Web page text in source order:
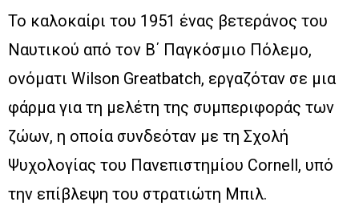
Το καλοκαίρι του 1951 ένας βετεράνος του
Ναυτικού από τον Β΄ Παγκόσμιο Πόλεμο,
ονόματι Wilson Greatbatch, εργαζόταν σε μια
φάρμα για τη μελέτη της συμπεριφοράς των
ζώων, η οποία συνδεόταν με τη Σχολή
Ψυχολογίας του Πανεπιστημίου Cornell, υπό
την επίβλεψη του στρατιώτη Μπιλ.